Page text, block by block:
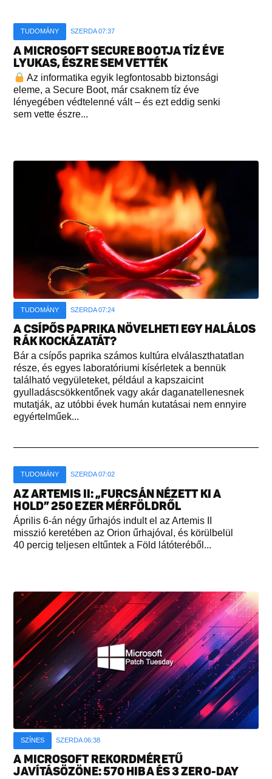
TUDOMÁNY SZERDA 07:37
A MICROSOFT SECURE BOOTJA TÍZ ÉVE
LYUKAS, ÉSZRE SEM VETTÉK
Az informatika egyik legfontosabb biztonsági
eleme, a Secure Boot, már csaknem tíz éve
lényegében védtelenné vált – és ezt eddig senki
sem vette észre...
TUDOMÁNY SZERDA 07:24
A CSÍPŐS PAPRIKA NÖVELHETI EGY HALÁLOS
RÁK KOCKÁZATÁT?
Bár a csípős paprika számos kultúra elválaszthatatlan
része, és egyes laboratóriumi kísérletek a bennük
található vegyületeket, például a kapszaicint
gyulladáscsökkentőnek vagy akár daganatellenesnek
mutatják, az utóbbi évek humán kutatásai nem ennyire
egyértelműek...
TUDOMÁNY SZERDA 07:02
AZ ARTEMIS II: „FURCSÁN NÉZETT KI A
HOLD” 250 EZER MÉRFÖLDRŐL
Április 6-án négy űrhajós indult el az Artemis II
misszió keretében az Orion űrhajóval, és körülbelül
40 percig teljesen eltűntek a Föld látóteréből...
SZÍNES SZERDA 06:38
A MICROSOFT REKORDMÉRETŰ
JAVÍTÁSÖZÖNE: 570 HIBA ÉS 3 ZERO-DAY